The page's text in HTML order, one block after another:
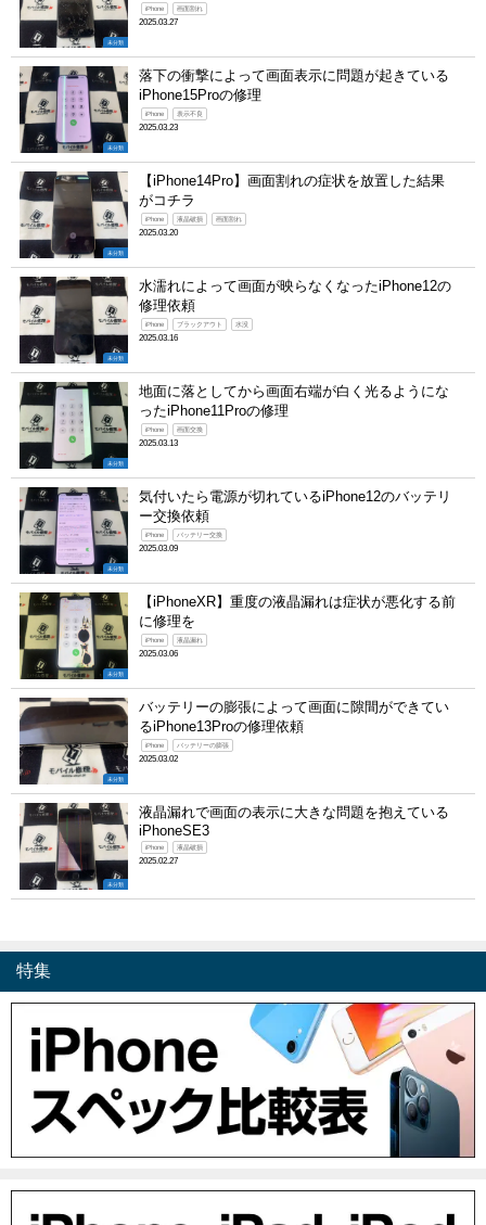
未分類
iPhone 画面割れ
2025.03.27
未分類
落下の衝撃によって画面表示に問題が起きている
iPhone15Proの修理
iPhone 表示不良
2025.03.23
未分類
【iPhone14Pro】画面割れの症状を放置した結果
がコチラ
iPhone 液晶破損 画面割れ
2025.03.20
未分類
水濡れによって画面が映らなくなったiPhone12の
修理依頼
iPhone ブラックアウト 水没
2025.03.16
未分類
地面に落としてから画面右端が白く光るようにな
ったiPhone11Proの修理
iPhone 画面交換
2025.03.13
未分類
気付いたら電源が切れているiPhone12のバッテリ
ー交換依頼
iPhone バッテリー交換
2025.03.09
未分類
【iPhoneXR】重度の液晶漏れは症状が悪化する前
に修理を
iPhone 液晶漏れ
2025.03.06
未分類
バッテリーの膨張によって画面に隙間ができてい
るiPhone13Proの修理依頼
iPhone バッテリーの膨張
2025.03.02
未分類
液晶漏れで画面の表示に大きな問題を抱えている
iPhoneSE3
iPhone 液晶破損
2025.02.27
特集